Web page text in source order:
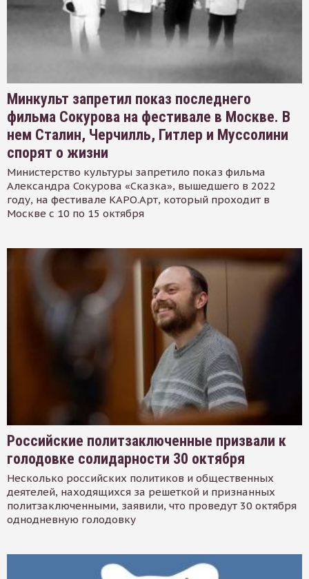
Минкульт запретил показ последнего
фильма Сокурова на фестивале в Москве. В
нем Сталин, Черчилль, Гитлер и Муссолини
спорят о жизни
Министерство культуры запретило показ фильма
Александра Сокурова «Сказка», вышедшего в 2022
году, на фестивале КАРО.Арт, который проходит в
Москве с 10 по 15 октября
Российские политзаключенные призвали к
голодовке солидарности 30 октября
Несколько российских политиков и общественных
деятелей, находящихся за решеткой и признанных
политзаключенными, заявили, что проведут 30 октября
однодневную голодовку